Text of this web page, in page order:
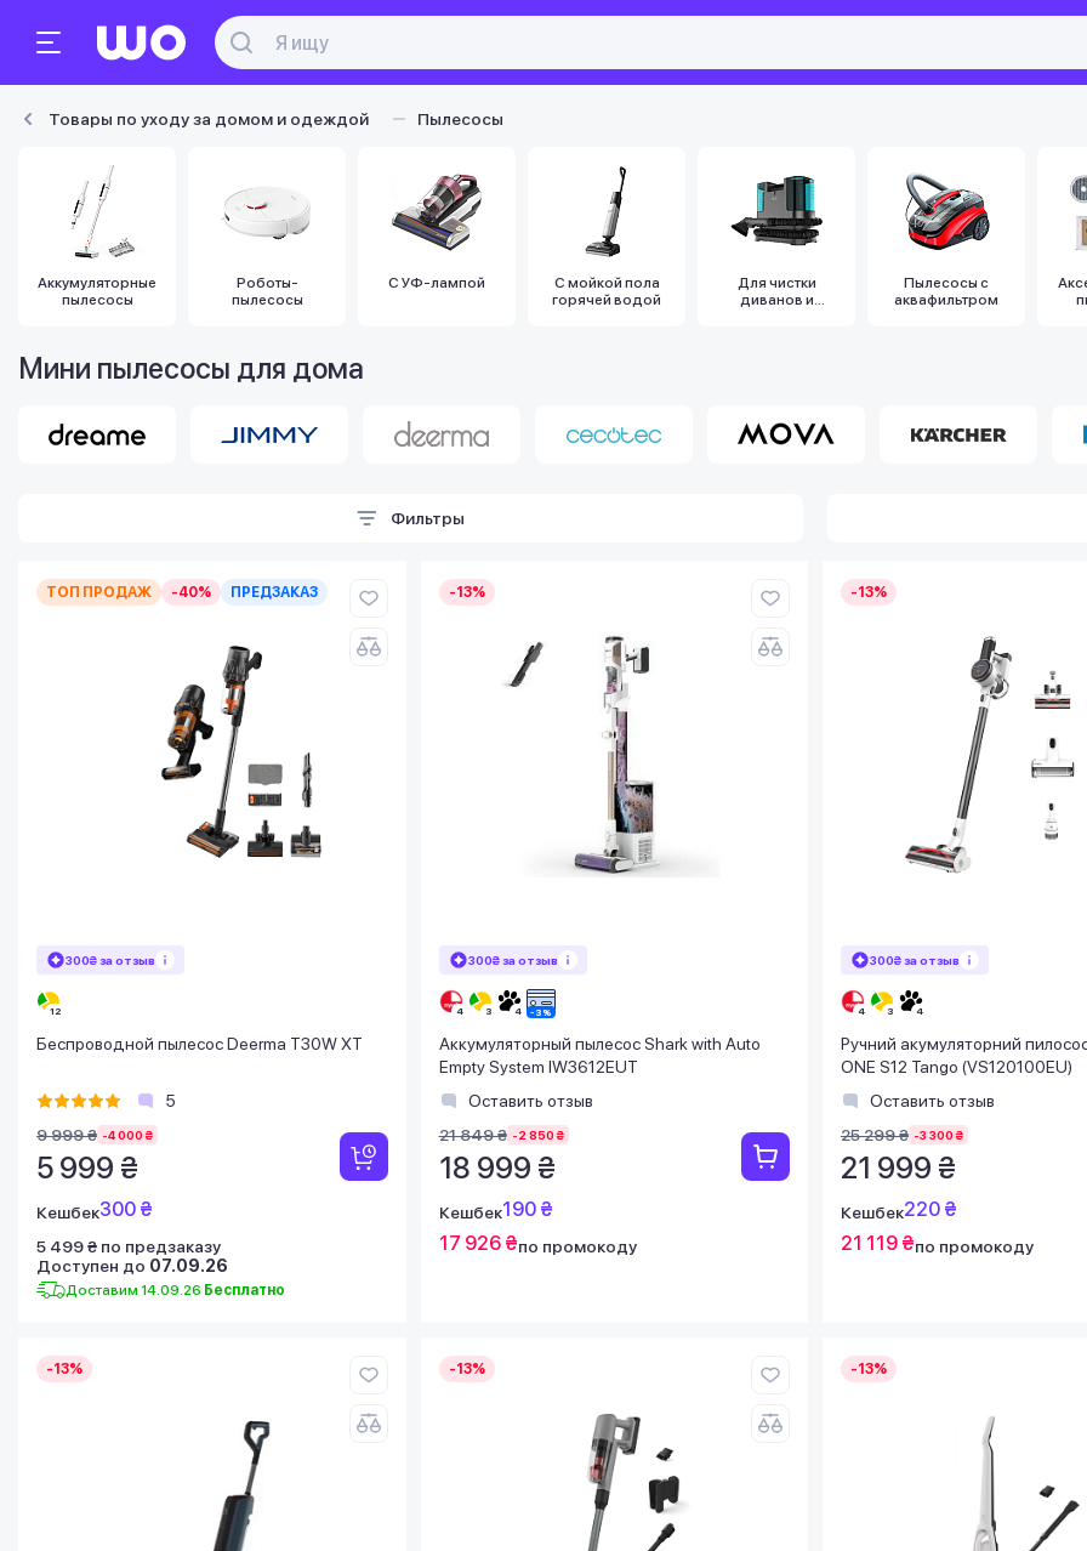
Товары по уходу за домом и одеждой Пылесосы
Аккумуляторные
пылесосы
Роботы-
пылесосы
С УФ-лампой
С мойкой пола
горячей водой
Для чистки
диванов и
Пылесосы с
аквафильтром
Мини пылесосы для дома
Фильтры
ТОП ПРОДАЖ -40% ПРЕДЗАКАЗ
300₴ за отзыв
Беспроводной пылесос Deerma T30W XT
5
9 999 ₴ -4 000 ₴
5 999 ₴
Кешбек300 ₴
5 499 ₴ по предзаказу
Доступен до 07.09.26
Доставим 14.09.26 Бесплатно
-13%
300₴ за отзыв
Аккумуляторный пылесос Shark with Auto
Empty System IW3612EUT
Оставить отзыв
21 849 ₴ -2 850 ₴
18 999 ₴
Кешбек190 ₴
17 926 ₴по промокоду
-13%
300₴ за отзыв
Ручний акумуляторний
ONE S12 Tango (VS120100EU)
Оставить отзыв
25 299 ₴ -3 300 ₴
21 999 ₴
Кешбек220 ₴
21 119 ₴по промокоду
-13% -13% -13%